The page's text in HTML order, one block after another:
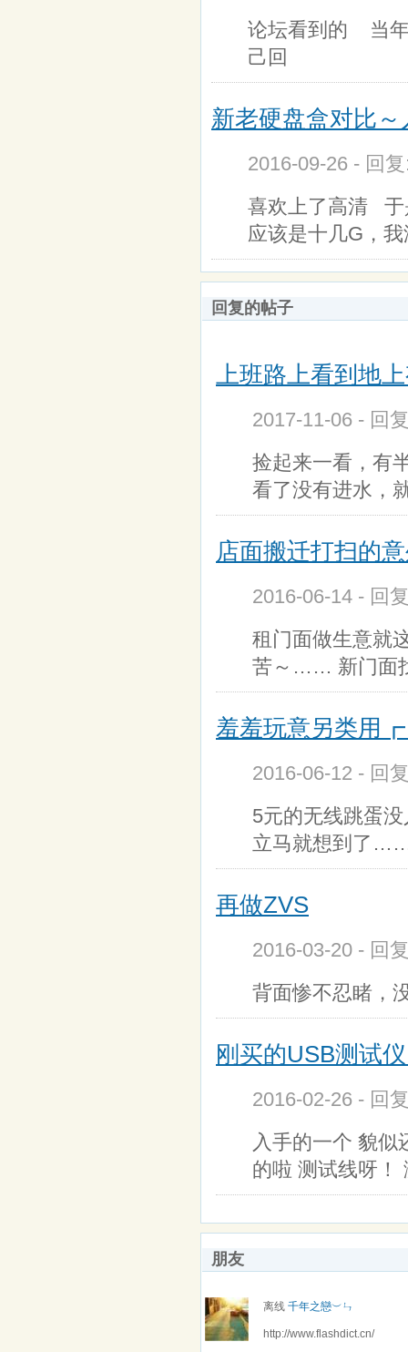
论坛看到的 当年
己回
新老硬盘盒对比
2016-09-26 - 回
喜欢上了高清 于
应该是十几G，
回复的帖子
上班路上看到地
2017-11-06 - 回
捡起来一看，有
看了没有进水，
店面搬迁打扫的
2016-06-14 - 回
租门面做生意
苦～…… 新门
羞羞玩意另类用
2016-06-12 - 回
5元的无线跳蛋
立马就想到了
再做ZVS
2016-03-20 - 回
背面惨不忍睹，
刚买的USB测试
2016-02-26 - 回
入手的一个 貌
的啦 测试线呀！
朋友
离线 千年之戀︶ㄣ
http://www.flashdict.cn/